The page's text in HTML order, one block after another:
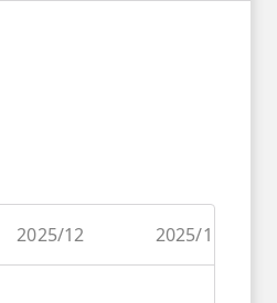
2025/12 2025/11